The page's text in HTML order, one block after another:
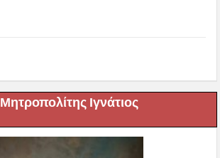
Μητροπολίτης Ιγνάτιος